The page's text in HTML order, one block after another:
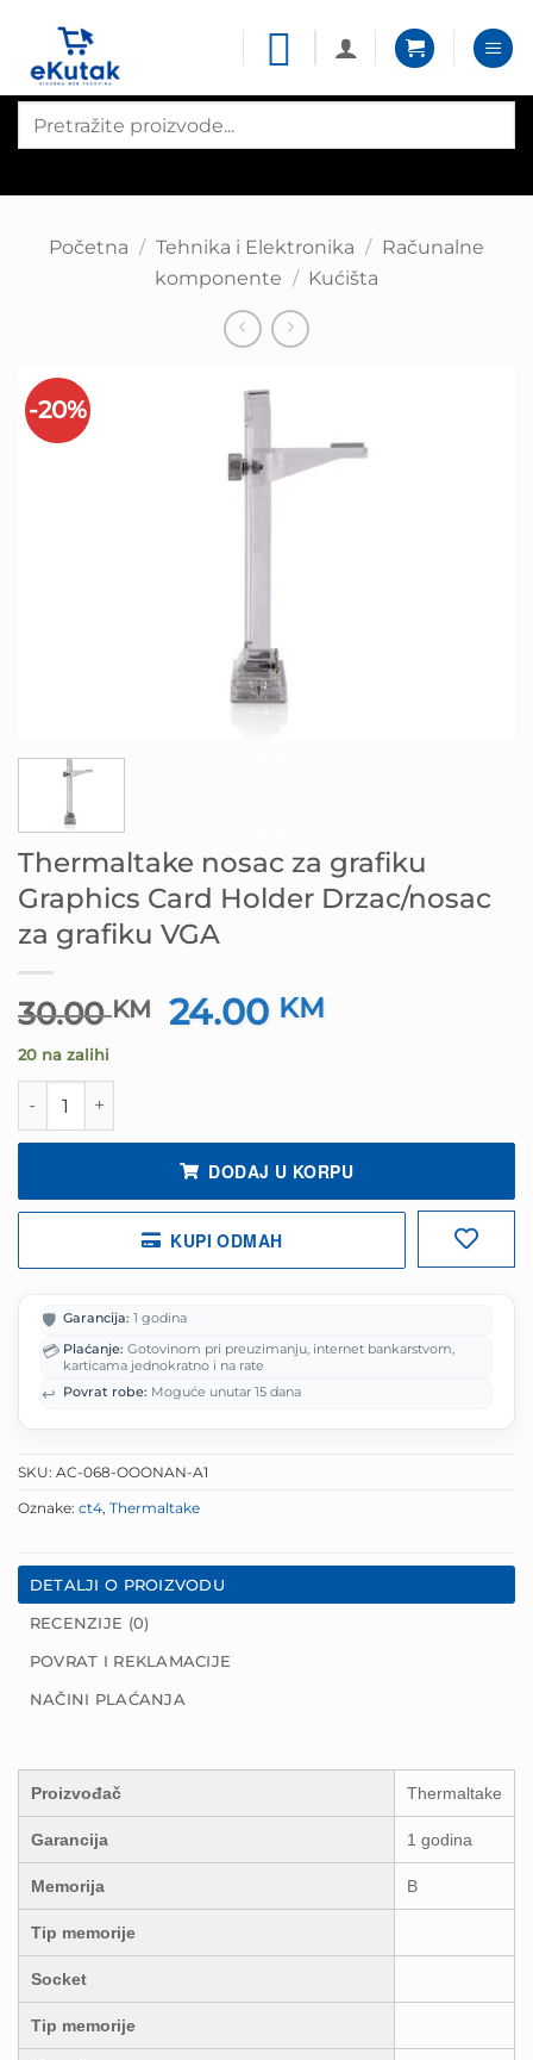
content
search
Početna / Tehnika i Elektronika / Računalne
komponente / Kućišta
-20%
Thermaltake nosac za grafiku
Graphics Card Holder Drzac/nosac
za grafiku VGA
30.00KM
Izvorna
cijena
24.00 KM
20 na zalihi
Thermaltake nosac za grafiku Graphics Card Holder
DODAJ U KORPU
KUPI ODMAH
🛡️ Garancija: 1 godina
💳 Plaćanje: Gotovinom pri preuzimanju, internet bankarstvom,
karticama jednokratno i na rate
↩️ Povrat robe: Moguće unutar 15 dana
SKU: AC-068-OOONAN-A1
Oznake: ct4, Thermaltake
DETALJI O PROIZVODU
RECENZIJE (0)
POVRAT I REKLAMACIJE
NAČINI PLAĆANJA
Proizvođač Thermaltake
Garancija 1 godina
Memorija B
Tip memorije
Socket
Tip memorije